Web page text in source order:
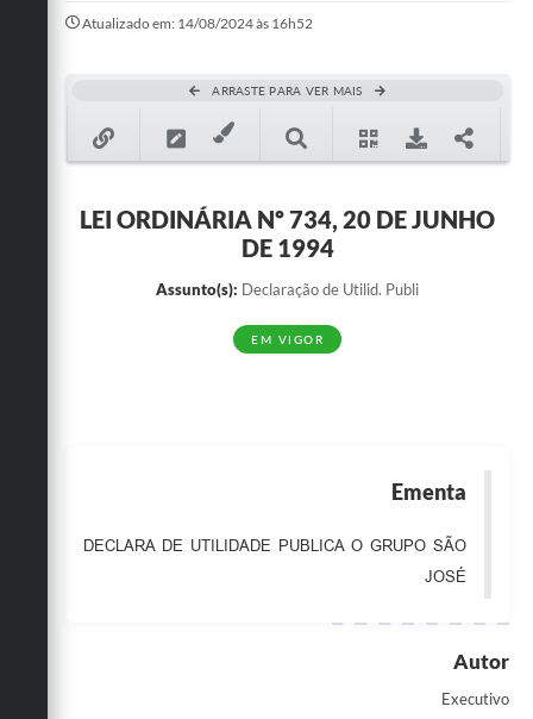
Mapa do Site
SIC
Emprega
Atualizado em: 14/08/2024 às 16h52
ARRASTE PARA VER MAIS
LEI ORDINÁRIA Nº 734, 20 DE JUNHO
DE 1994
Assunto(s): Declaração de Utilid. Publi
EM VIGOR
Ementa
DECLARA DE UTILIDADE PUBLICA O GRUPO SÃO
JOSÉ
Autor
Executivo